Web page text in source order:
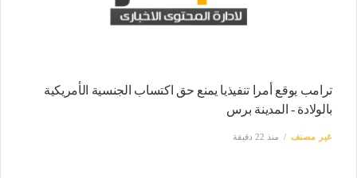
ترامب يوقع أمرا تنفيذيا يمنع حق اكتساب الجنسية الأمريكية
بالولادة - المدينة برس
غير مصنف منذ 22 دقيقة